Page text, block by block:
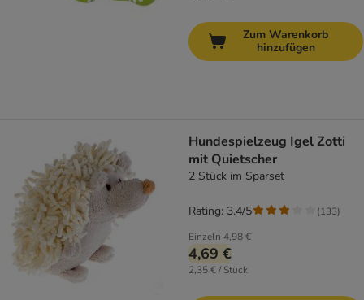
Zum Warenkorb
hinzufügen
Hundespielzeug Igel Zotti
mit Quietscher
2 Stück im Sparset
Einzeln 4,98 €
4,69 €
2,35 € / Stück
Rating: 3.4/5 (133)